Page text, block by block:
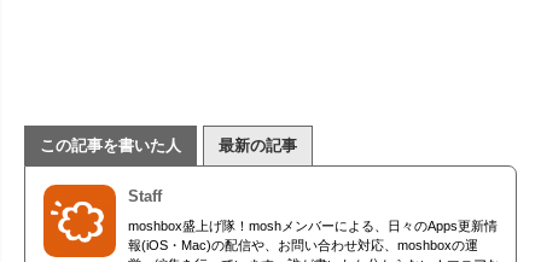
この記事を書いた人 最新の記事
Staff
moshbox盛上げ隊！moshメンバーによる、日々のApps更新情
報(iOS・Mac)の配信や、お問い合わせ対応、moshboxの運